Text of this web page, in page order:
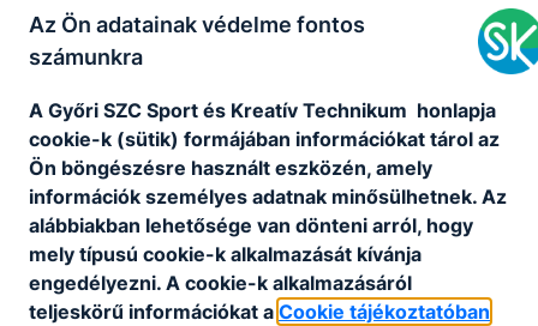
Az Ön adatainak védelme fontos
számunkra
A Győri SZC Sport és Kreatív Technikum honlapja
cookie-k (sütik) formájában információkat tárol az
Ön böngészésre használt eszközén, amely
információk személyes adatnak minősülhetnek. Az
alábbiakban lehetősége van dönteni arról, hogy
mely típusú cookie-k alkalmazását kívánja
engedélyezni. A cookie-k alkalmazásáról
teljeskörű információkat a Cookie tájékoztatóban